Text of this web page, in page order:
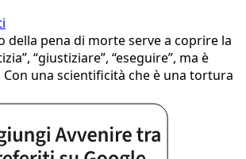
della pena di morte serve a coprire la
“giustiziare”, “eseguire”, ma è
una scientificità che è una tortura